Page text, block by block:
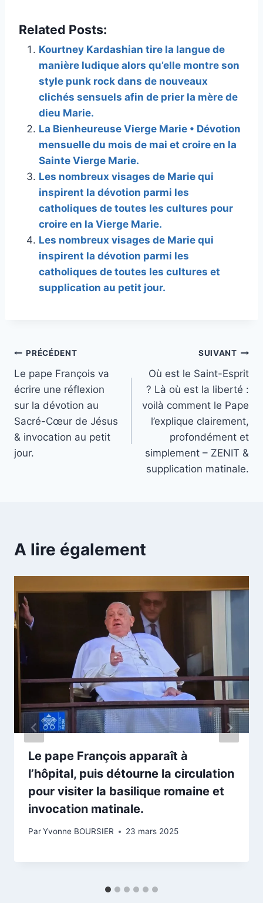
Related Posts:
Kourtney Kardashian tire la langue de
manière ludique alors qu’elle montre son
style punk rock dans de nouveaux
clichés sensuels afin de prier la mère de
dieu Marie.
La Bienheureuse Vierge Marie • Dévotion
mensuelle du mois de mai et croire en la
Sainte Vierge Marie.
Les nombreux visages de Marie qui
inspirent la dévotion parmi les
catholiques de toutes les cultures pour
croire en la Vierge Marie.
Les nombreux visages de Marie qui
inspirent la dévotion parmi les
catholiques de toutes les cultures et
supplication au petit jour.
Navigation
de
l’article
PRÉCÉDENT
Le pape François va
écrire une réflexion
sur la dévotion au
Sacré-Cœur de Jésus
& invocation au petit
jour.
SUIVANT
Où est le Saint-Esprit
? Là où est la liberté :
voilà comment le Pape
l’explique clairement,
profondément et
simplement – ZENIT &
supplication matinale.
A lire également
Le pape François apparaît à
l’hôpital, puis détourne la circulation
pour visiter la basilique romaine et
invocation matinale.
ParYvonne BOURSIER 23 mars 2025